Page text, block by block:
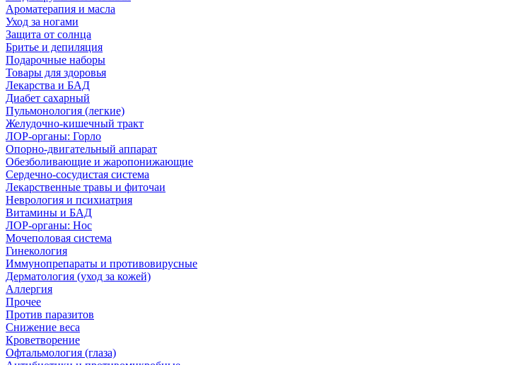
Ароматерапия и масла
Уход за ногами
Защита от солнца
Бритье и депиляция
Подарочные наборы
Товары для здоровья
Лекарства и БАД
Диабет сахарный
Пульмонология (легкие)
Желудочно-кишечный тракт
ЛОР-органы: Горло
Опорно-двигательный аппарат
Обезболивающие и жаропонижающие
Сердечно-сосудистая система
Лекарственные травы и фиточаи
Неврология и психиатрия
Витамины и БАД
ЛОР-органы: Нос
Мочеполовая система
Гинекология
Иммунопрепараты и противовирусные
Дерматология (уход за кожей)
Аллергия
Прочее
Против паразитов
Снижение веса
Кроветворение
Офтальмология (глаза)